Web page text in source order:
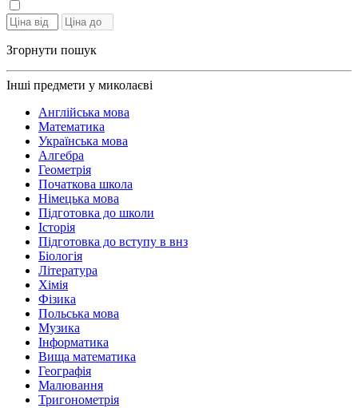
Згорнути пошук
Інші предмети у миколаєві
Англійська мова
Математика
Українська мова
Алгебра
Геометрія
Початкова школа
Німецька мова
Підготовка до школи
Історія
Підготовка до вступу в внз
Біологія
Література
Хімія
Фізика
Польська мова
Музика
Інформатика
Вища математика
Географія
Малювання
Тригонометрія